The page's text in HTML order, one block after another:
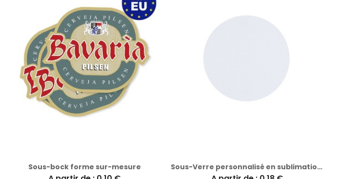
Sous-bock forme sur-mesure Sous-Verre personnalisé en sublimation Kriston